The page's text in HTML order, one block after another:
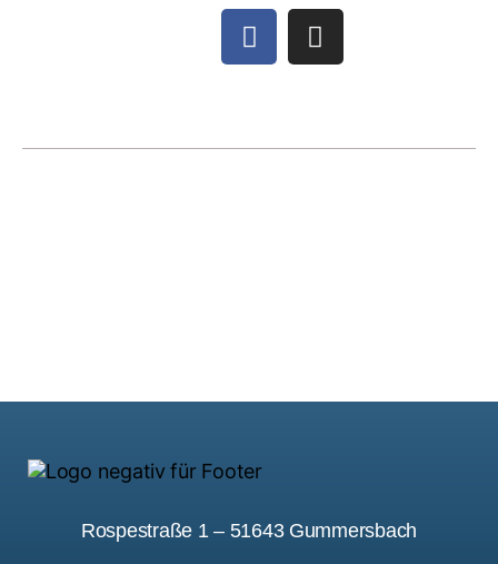
Rospestraße 1 – 51643 Gummersbach